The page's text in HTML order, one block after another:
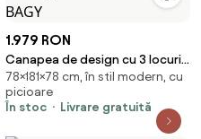
1.979 RON
Canapea de design cu 3 locuri,
ţesătură Velvet maro/gold
crom-auriu, BAGY
78×181×78 cm, în stil modern, cu
picioare
În stoc
Livrare gratuită